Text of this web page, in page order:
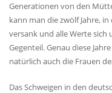
Generationen von den
kann man die zwölf Jahre,
versank und alle Werte sich
Gegenteil. Genau diese
natürlich auch die Frauen
Das Schweigen in den